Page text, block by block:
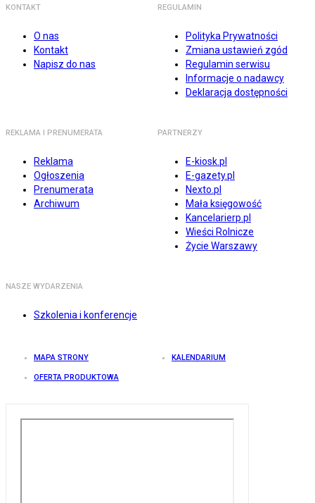
KONTAKT
O nas
Kontakt
Napisz do nas
REGULAMIN
Polityka Prywatności
Zmiana ustawień zgód
Regulamin serwisu
Informacje o nadawcy
Deklaracja dostępności
REKLAMA I PRENUMERATA
Reklama
Ogłoszenia
Prenumerata
Archiwum
PARTNERZY
E-kiosk.pl
E-gazety.pl
Nexto.pl
Mała księgowość
Kancelarierp.pl
Wieści Rolnicze
Życie Warszawy
NASZE WYDARZENIA
Szkolenia i konferencje
MAPA STRONY KALENDARIUM
OFERTA PRODUKTOWA